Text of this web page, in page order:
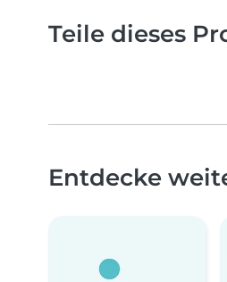
Teile dieses
Entdecke